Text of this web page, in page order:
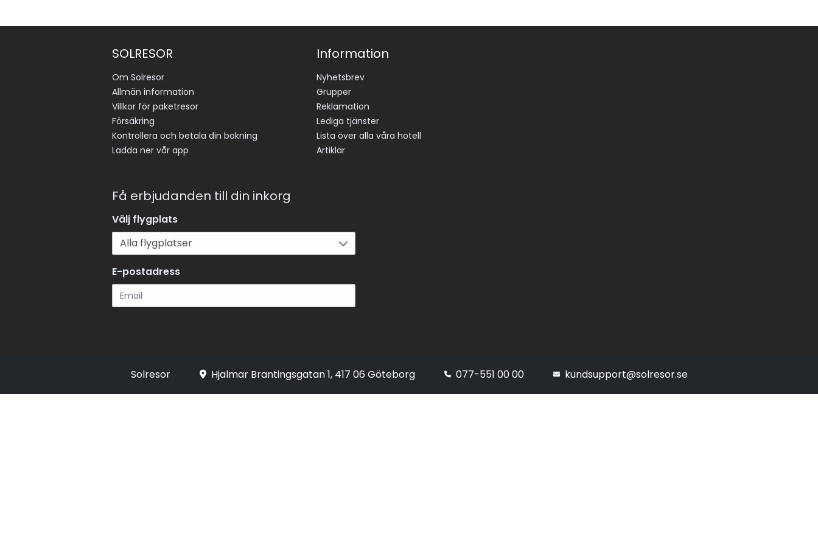
SOLRESOR
Om Solresor
Allmän information
Villkor för paketresor
Försäkring
Kontrollera och betala din bokning
Ladda ner vår app
Information
Nyhetsbrev
Grupper
Reklamation
Lediga tjänster
Lista över alla våra hotell
Artiklar
Få erbjudanden till din inkorg
Välj flygplats
E-postadress
Solresor Hjalmar Brantingsgatan 1, 417 06 Göteborg 077-551 00 00 kundsupport@solresor.se